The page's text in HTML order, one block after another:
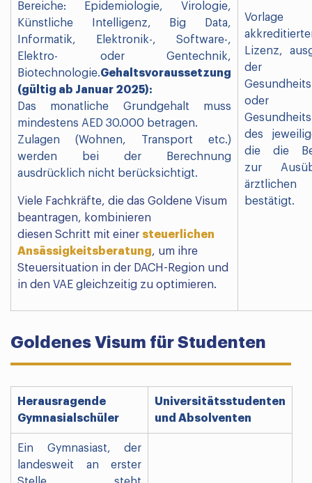
Bereiche: Epidemiologie, Virologie,
Künstliche Intelligenz, Big Data,
Informatik, Elektronik-, Software-,
Elektro- oder Gentechnik,
Biotechnologie.Gehaltsvoraussetzung
(gültig ab Januar 2025):
Das monatliche Grundgehalt muss
mindestens AED 30.000 betragen.
Zulagen (Wohnen, Transport etc.)
werden bei der Berechnung
ausdrücklich nicht berücksichtigt.
Viele Fachkräfte, die das Goldene Visum
beantragen, kombinieren
diesen Schritt mit einer steuerlichen
Ansässigkeitsberatung, um ihre
Steuersituation in der DACH-Region und
in den VAE gleichzeitig zu optimieren.
Lizenz,
der
oder
des
die die
zur
bestätigt.
Goldenes Visum für Studenten
Herausragende
Gymnasialschüler
Universitätsstudenten
und Absolventen
Ein Gymnasiast, der
landesweit an erster